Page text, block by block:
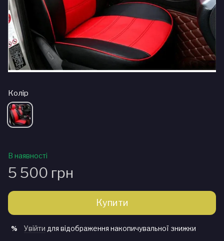
Колір
В наявності
5 500 грн
Купити
% Увійти для відображення накопичувальної знижки